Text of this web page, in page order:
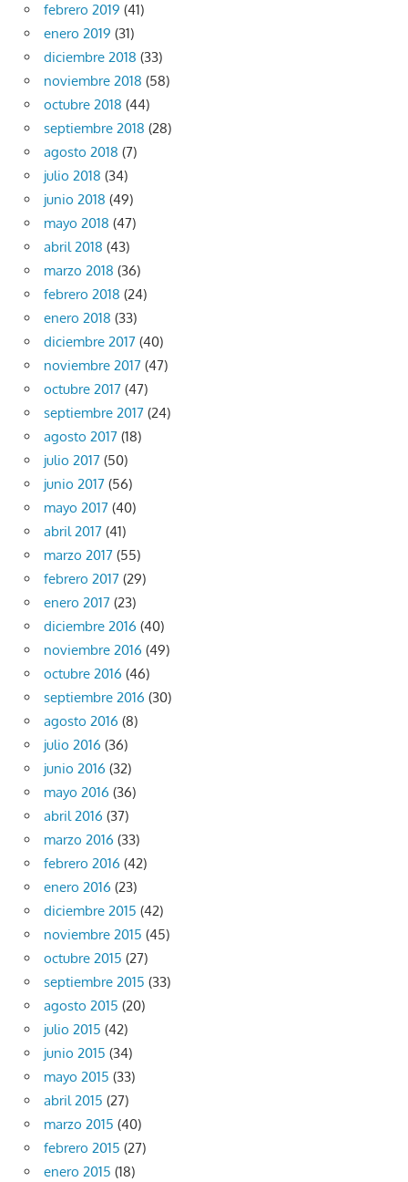
febrero 2019 (41)
enero 2019 (31)
diciembre 2018 (33)
noviembre 2018 (58)
octubre 2018 (44)
septiembre 2018 (28)
agosto 2018 (7)
julio 2018 (34)
junio 2018 (49)
mayo 2018 (47)
abril 2018 (43)
marzo 2018 (36)
febrero 2018 (24)
enero 2018 (33)
diciembre 2017 (40)
noviembre 2017 (47)
octubre 2017 (47)
septiembre 2017 (24)
agosto 2017 (18)
julio 2017 (50)
junio 2017 (56)
mayo 2017 (40)
abril 2017 (41)
marzo 2017 (55)
febrero 2017 (29)
enero 2017 (23)
diciembre 2016 (40)
noviembre 2016 (49)
octubre 2016 (46)
septiembre 2016 (30)
agosto 2016 (8)
julio 2016 (36)
junio 2016 (32)
mayo 2016 (36)
abril 2016 (37)
marzo 2016 (33)
febrero 2016 (42)
enero 2016 (23)
diciembre 2015 (42)
noviembre 2015 (45)
octubre 2015 (27)
septiembre 2015 (33)
agosto 2015 (20)
julio 2015 (42)
junio 2015 (34)
mayo 2015 (33)
abril 2015 (27)
marzo 2015 (40)
febrero 2015 (27)
enero 2015 (18)